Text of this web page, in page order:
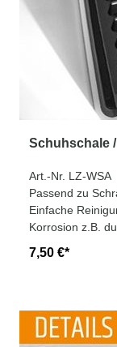
Schuhschale
Art.-Nr. LZ-WSA
Passend zu
Einfache
Korrosion z.B.
7,50 €*